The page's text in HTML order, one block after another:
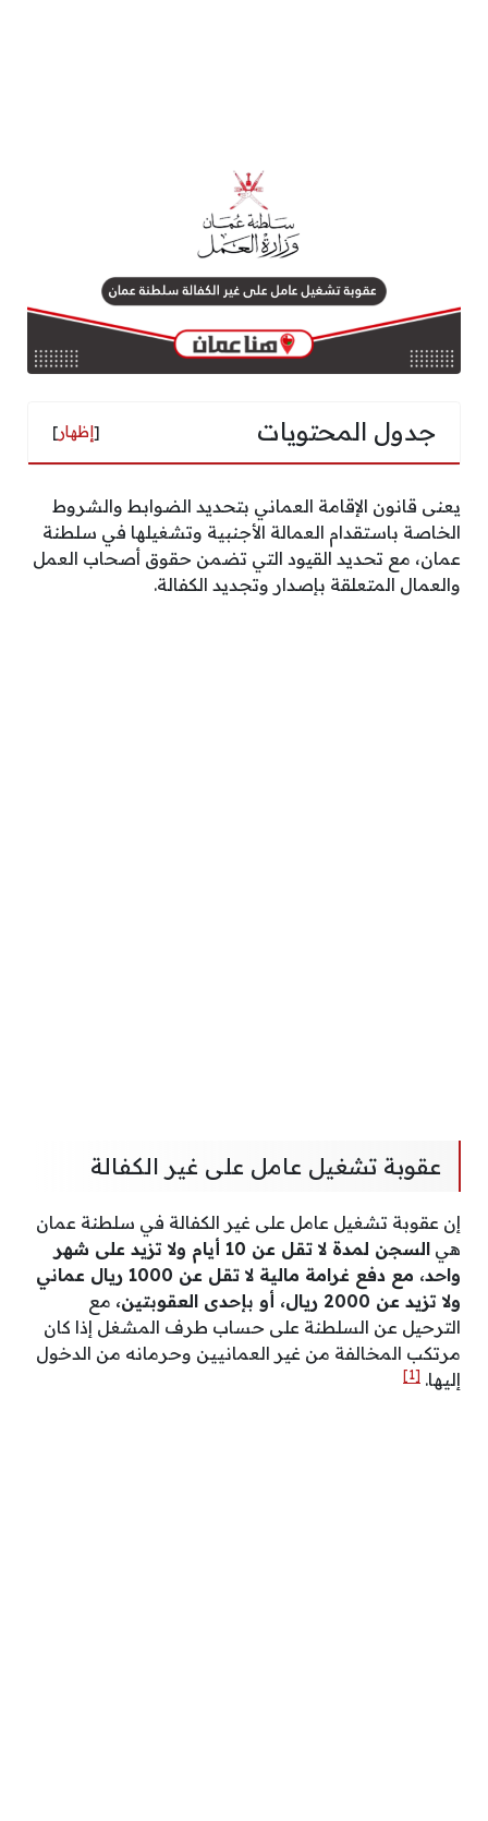
جدول المحتويات [إظهار]
يعنى قانون الإقامة العماني بتحديد الضوابط والشروط
الخاصة باستقدام العمالة الأجنبية وتشغيلها في سلطنة
عمان، مع تحديد القيود التي تضمن حقوق أصحاب العمل
والعمال المتعلقة بإصدار وتجديد الكفالة.
عقوبة تشغيل عامل على غير الكفالة
إن عقوبة تشغيل عامل على غير الكفالة في سلطنة عمان
هي
السجن لمدة لا تقل عن 10 أيام ولا تزيد على شهر
واحد، مع دفع غرامة مالية لا تقل عن 1000 ريال عماني
ولا تزيد عن 2000 ريال، أو بإحدى العقوبتين،
مع
الترحيل عن السلطنة على حساب طرف المشغل إذا كان
مرتكب المخالفة من غير العمانيين وحرمانه من الدخول
إليها. [1]